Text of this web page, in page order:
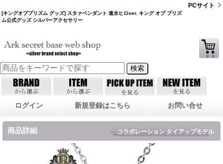
[キングオブプリズム グッズ] スタァペンダント 速水ヒロver. キング オブ プリズ
ム公式グッズ シルバーアクセサリー
PCサイト
ログイン 新規登録はこちら お問い合せ
商品詳細 コラボレーション タイアップモデル